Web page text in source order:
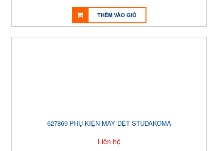
THÊM VÀO GIỎ
627869 PHỤ KIỆN MAY DỆT STUDAKOMA
Liên hệ